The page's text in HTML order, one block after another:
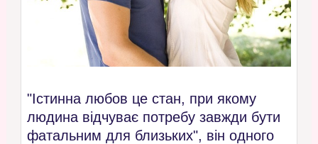
"Істинна любов це стан, при якому
людина відчуває потребу завжди бути
фатальним для близьких", він одного